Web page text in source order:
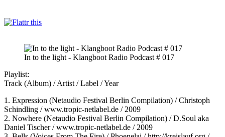
In to the light - Klangboot Radio Podcast # 017
Playlist:
Track (Album) / Artist / Label / Year
1. Expression (Netaudio Festival Berlin Compilation) / Christoph
Schindling / www.tropic-netlabel.de / 2009
2. Nowhere (Netaudio Festival Berlin Compilation) / D.Soul aka
Daniel Tischer / www.tropic-netlabel.de / 2009